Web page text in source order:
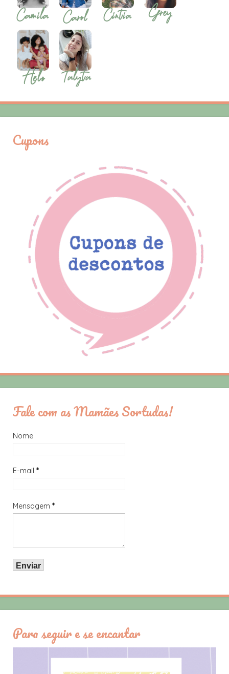
Cupons
Fale com as Mamães Sortudas!
Nome
E-mail *
Mensagem *
Para seguir e se encantar